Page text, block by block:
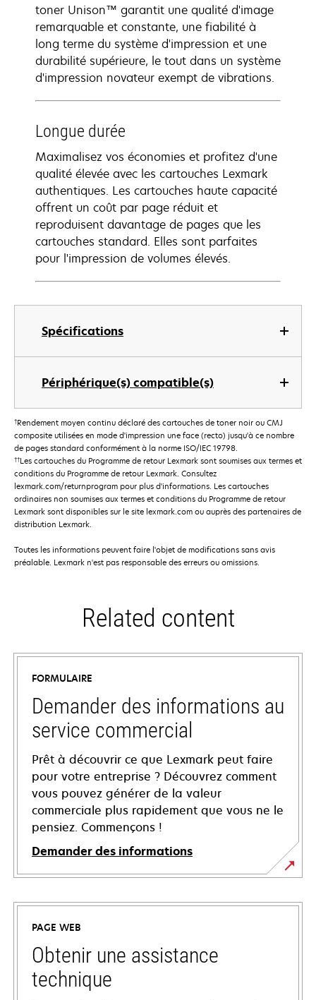
Spécifications
Périphérique(s) compatible(s)
toner Unison™ garantit une qualité d'image
remarquable et constante, une fiabilité à
long terme du système d'impression et une
durabilité supérieure, le tout dans un système
d'impression novateur exempt de vibrations.
Longue durée
Maximalisez vos économies et profitez d'une
qualité élevée avec les cartouches Lexmark
authentiques. Les cartouches haute capacité
offrent un coût par page réduit et
reproduisent davantage de pages que les
cartouches standard. Elles sont parfaites
pour l'impression de volumes élevés.
†Rendement moyen continu déclaré des cartouches de toner noir ou CMJ
composite utilisées en mode d'impression une face (recto) jusqu'à ce nombre
de pages standard conformément à la norme ISO/IEC 19798.
††Les cartouches du Programme de retour Lexmark sont soumises aux termes et
conditions du Programme de retour Lexmark. Consultez
lexmark.com/returnprogram pour plus d'informations. Les cartouches
ordinaires non soumises aux termes et conditions du Programme de retour
Lexmark sont disponibles sur le site lexmark.com ou auprès des partenaires de
distribution Lexmark.
Toutes les informations peuvent faire l'objet de modifications sans avis
préalable. Lexmark n'est pas responsable des erreurs ou omissions.
Related content
FORMULAIRE
Demander des informations au
service commercial
Prêt à découvrir ce que Lexmark peut faire
pour votre entreprise ? Découvrez comment
vous pouvez générer de la valeur
commerciale plus rapidement que vous ne le
pensiez. Commençons !
Demander des informations
PAGE WEB
Obtenir une assistance
technique